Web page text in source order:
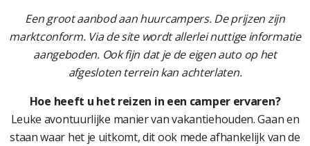
Een groot aanbod aan huurcampers. De prijzen zijn
marktconform. Via de site wordt allerlei nuttige informatie
aangeboden. Ook fijn dat je de eigen auto op het
afgesloten terrein kan achterlaten.
Hoe heeft u het reizen in een camper ervaren?
Leuke avontuurlijke manier van vakantiehouden. Gaan en
staan waar het je uitkomt, dit ook mede afhankelijk van de